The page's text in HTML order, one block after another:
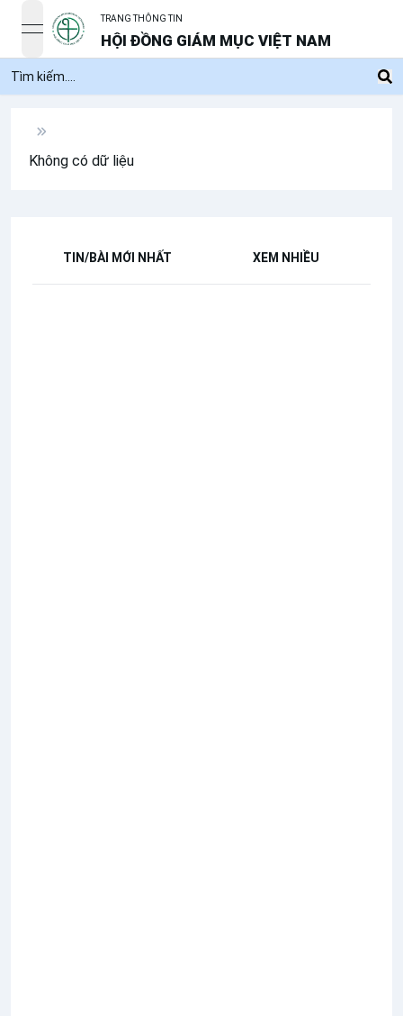
open navigation menu
TRANG THÔNG TIN
HỘI ĐỒNG GIÁM MỤC VIỆT NAM
Không có dữ liệu
TIN/BÀI MỚI NHẤT XEM NHIỀU